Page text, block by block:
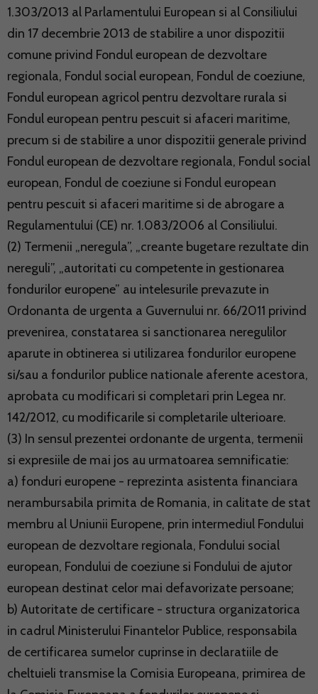
1.303/2013 al Parlamentului European si al Consiliului
din 17 decembrie 2013 de stabilire a unor dispozitii
comune privind Fondul european de dezvoltare
regionala, Fondul social european, Fondul de coeziune,
Fondul european agricol pentru dezvoltare rurala si
Fondul european pentru pescuit si afaceri maritime,
precum si de stabilire a unor dispozitii generale privind
Fondul european de dezvoltare regionala, Fondul social
european, Fondul de coeziune si Fondul european
pentru pescuit si afaceri maritime si de abrogare a
Regulamentului (CE) nr. 1.083/2006 al Consiliului.
(2) Termenii „neregula”, „creante bugetare rezultate din
nereguli”, „autoritati cu competente in gestionarea
fondurilor europene” au intelesurile prevazute in
Ordonanta de urgenta a Guvernului nr. 66/2011 privind
prevenirea, constatarea si sanctionarea neregulilor
aparute in obtinerea si utilizarea fondurilor europene
si/sau a fondurilor publice nationale aferente acestora,
aprobata cu modificari si completari prin Legea nr.
142/2012, cu modificarile si completarile ulterioare.
(3) In sensul prezentei ordonante de urgenta, termenii
si expresiile de mai jos au urmatoarea semnificatie:
a) fonduri europene - reprezinta asistenta financiara
nerambursabila primita de Romania, in calitate de stat
membru al Uniunii Europene, prin intermediul Fondului
european de dezvoltare regionala, Fondului social
european, Fondului de coeziune si Fondului de ajutor
european destinat celor mai defavorizate persoane;
b) Autoritate de certificare - structura organizatorica
in cadrul Ministerului Finantelor Publice, responsabila
de certificarea sumelor cuprinse in declaratiile de
cheltuieli transmise la Comisia Europeana, primirea de